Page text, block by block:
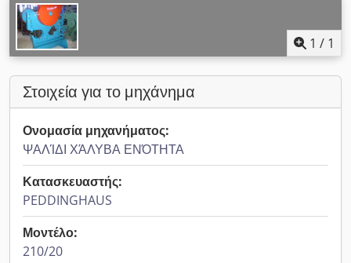
1 / 1
Στοιχεία για το μηχάνημα
Ονομασία μηχανήματος:
ΨΑΛΊΔΙ ΧΆΛΥΒΑ ΕΝΌΤΗΤΑ
Κατασκευαστής:
PEDDINGHAUS
Μοντέλο:
210/20